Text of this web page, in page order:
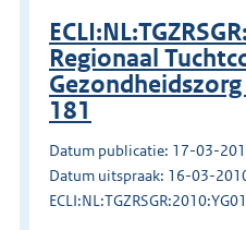
Regionaal
181
Datum publicatie: 17-03-
Datum uitspraak: 16-03-